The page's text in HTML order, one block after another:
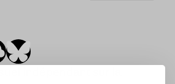
indépendant sur la